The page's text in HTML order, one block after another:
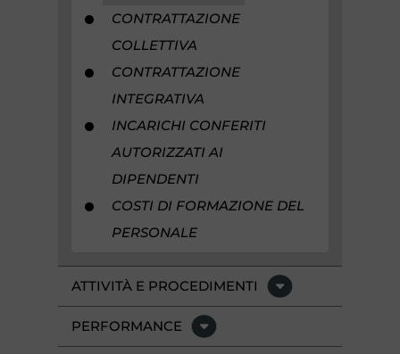
CONTRATTAZIONE
COLLETTIVA
CONTRATTAZIONE
INTEGRATIVA
INCARICHI CONFERITI
AUTORIZZATI AI
DIPENDENTI
COSTI DI FORMAZIONE DEL
PERSONALE
ATTIVITÀ E PROCEDIMENTI
PERFORMANCE